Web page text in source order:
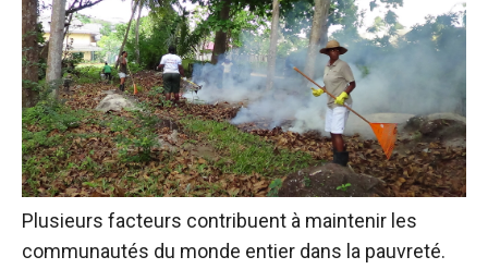
Plusieurs facteurs contribuent à maintenir les
communautés du monde entier dans la pauvreté.